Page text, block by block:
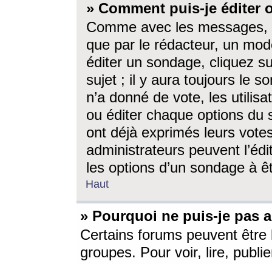
» Comment puis-je éditer
Comme avec les
que par le rédacteur, un
éditer un sondage, cliquez
sujet ; il y aura toujours le
n’a donné de vote, les
ou éditer chaque options du
ont déjà exprimés leurs
administrateurs peuvent
les options d’un sondage à
Haut
» Pourquoi ne puis-je pas
Certains forums peuvent être
groupes. Pour voir, lire,